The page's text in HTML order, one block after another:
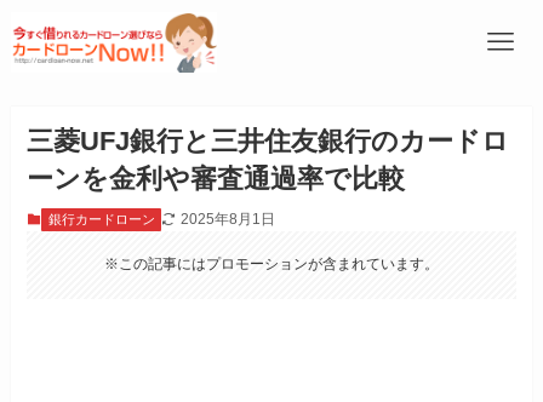
三菱UFJ銀行と三井住友銀行のカードロ
ーンを金利や審査通過率で比較
銀行カードローン 2025年8月1日
※この記事にはプロモーションが含まれています。